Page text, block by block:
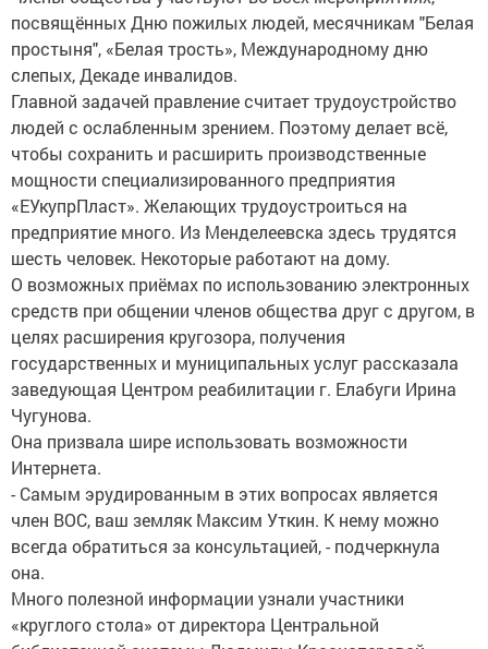
посвящённых Дню пожилых людей, месячникам "Белая
простыня", «Белая трость», Международному дню
слепых, Декаде инвалидов.
Главной задачей правление считает трудоустройство
людей с ослабленным зрением. Поэтому делает всё,
чтобы сохранить и расширить производственные
мощности специализированного предприятия
«ЕУкупрПласт». Желающих трудоустроиться на
предприятие много. Из Менделеевска здесь трудятся
шесть человек. Некоторые работают на дому.
О возможных приёмах по использованию электронных
средств при общении членов общества друг с другом, в
целях расширения кругозора, получения
государственных и муниципальных услуг рассказала
заведующая Центром реабилитации г. Елабуги Ирина
Чугунова.
Она призвала шире использовать возможности
Интернета.
- Самым эрудированным в этих вопросах является
член ВОС, ваш земляк Максим Уткин. К нему можно
всегда обратиться за консультацией, - подчеркнула
она.
Много полезной информации узнали участники
«круглого стола» от директора Центральной